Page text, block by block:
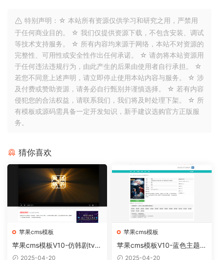
特别声明：☆ 本站所有资源仅供学习和研究之用，严禁用
于任何商业目的。 ☆ 我们仅提供资源下载，不包含安装、调试
等技术支持服务。 ☆ 所有内容均来源于网络，本站不对资源的
完整性、可用性或安全性作出任何承诺。 ☆ 请勿将本站资源用
于任何违法违规行为，由此产生的后果由使用者自行承担。 ☆
若您不同意上述声明，请立即停止使用本站内容与服务。 ☆ 涉
及付费或赞助资源，请务必自行甄别并谨慎选择。 ☆ 若有内容
侵犯您的合法权益，请联系我们，我们将及时处理下架。 ☆ 所
有模板或源码需具备一定开发知识，新手建议选购官方正版服
务。
猜你喜欢
苹果cms模板
苹果cms模板V10-仿韩剧tv电
脑版【正版开源】
2025-04-20
苹果cms模板
苹果cms模板V10-蓝色主题简
约模板
2025-04-20